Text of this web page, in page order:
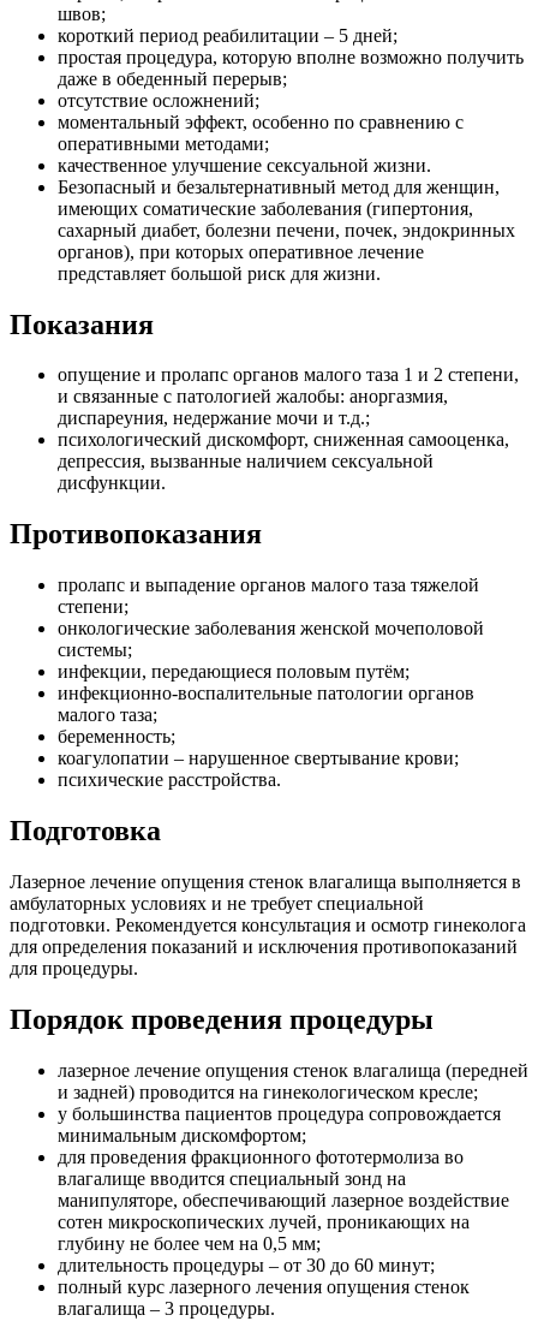
швов;
короткий период реабилитации – 5 дней;
простая процедура, которую вполне возможно получить
даже в обеденный перерыв;
отсутствие осложнений;
моментальный эффект, особенно по сравнению с
оперативными методами;
качественное улучшение сексуальной жизни.
Безопасный и безальтернативный метод для женщин,
имеющих соматические заболевания (гипертония,
сахарный диабет, болезни печени, почек, эндокринных
органов), при которых оперативное лечение
представляет большой риск для жизни.
Показания
опущение и пролапс органов малого таза 1 и 2 степени,
и связанные с патологией жалобы: аноргазмия,
диспареуния, недержание мочи и т.д.;
психологический дискомфорт, сниженная самооценка,
депрессия, вызванные наличием сексуальной
дисфункции.
Противопоказания
пролапс и выпадение органов малого таза тяжелой
степени;
онкологические заболевания женской мочеполовой
системы;
инфекции, передающиеся половым путём;
инфекционно-воспалительные патологии органов
малого таза;
беременность;
коагулопатии – нарушенное свертывание крови;
психические расстройства.
Подготовка
Лазерное лечение опущения стенок влагалища выполняется в
амбулаторных условиях и не требует специальной
подготовки. Рекомендуется консультация и осмотр гинеколога
для определения показаний и исключения противопоказаний
для процедуры.
Порядок проведения процедуры
лазерное лечение опущения стенок влагалища (передней
и задней) проводится на гинекологическом кресле;
у большинства пациентов процедура сопровождается
минимальным дискомфортом;
для проведения фракционного фототермолиза во
влагалище вводится специальный зонд на
манипуляторе, обеспечивающий лазерное воздействие
сотен микроскопических лучей, проникающих на
глубину не более чем на 0,5 мм;
длительность процедуры – от 30 до 60 минут;
полный курс лазерного лечения опущения стенок
влагалища – 3 процедуры.